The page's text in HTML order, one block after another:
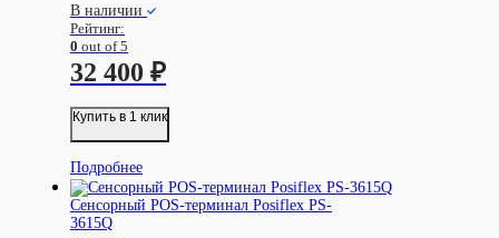
В наличии
Рейтинг:
0 out of 5
32 400 ₽
Купить в 1 клик
Подробнее
Сенсорный POS-терминал Posiflex PS-
3615Q